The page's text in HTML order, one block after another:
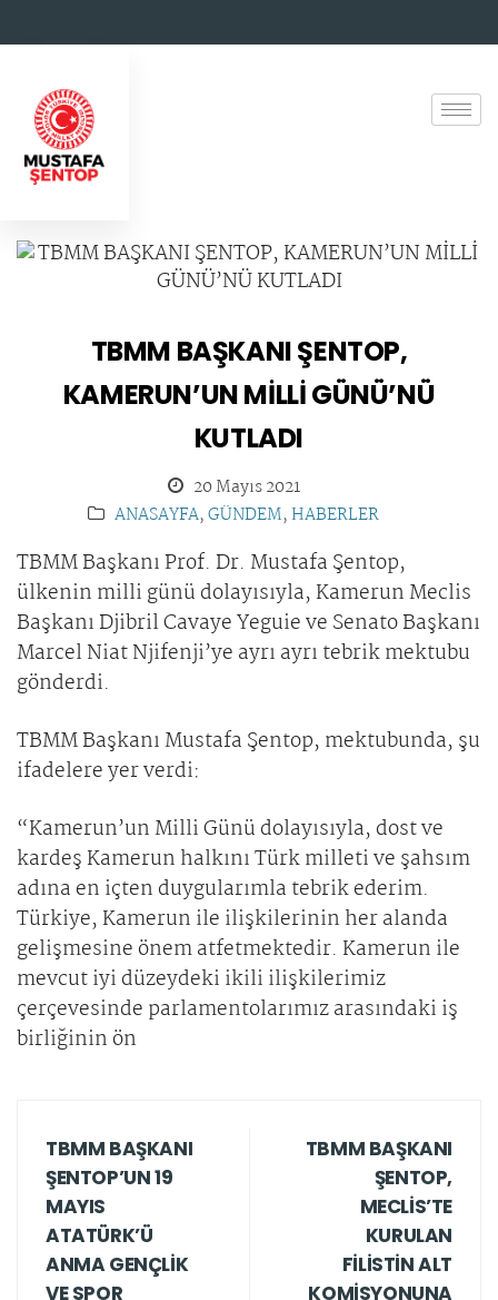
TBMM BAŞKANI ŞENTOP,
KAMERUN’UN MİLLİ GÜNÜ’NÜ
KUTLADI
20 Mayıs 2021
ANASAYFA,GÜNDEM,HABERLER
TBMM Başkanı Prof. Dr. Mustafa Şentop,
ülkenin milli günü dolayısıyla, Kamerun Meclis
Başkanı Djibril Cavaye Yeguie ve Senato Başkanı
Marcel Niat Njifenji’ye ayrı ayrı tebrik mektubu
gönderdi.
TBMM Başkanı Mustafa Şentop, mektubunda, şu
ifadelere yer verdi:
“Kamerun’un Milli Günü dolayısıyla, dost ve
kardeş Kamerun halkını Türk milleti ve şahsım
adına en içten duygularımla tebrik ederim.
Türkiye, Kamerun ile ilişkilerinin her alanda
gelişmesine önem atfetmektedir. Kamerun ile
mevcut iyi düzeydeki ikili ilişkilerimiz
çerçevesinde parlamentolarımız arasındaki iş
birliğinin ön
TBMM BAŞKANI
ŞENTOP’UN 19
MAYIS
ATATÜRK’Ü
ANMA GENÇLİK
VE SPOR
TBMM BAŞKANI
ŞENTOP,
MECLİS’TE
KURULAN
FİLİSTİN ALT
KOMİSYONUNA